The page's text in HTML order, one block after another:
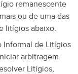
remanescente
ou de uma das
litígios abaixo.
Informal de Litígios
arbitragem
Litígios,